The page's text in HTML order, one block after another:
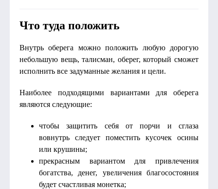
Что туда положить
Внутрь оберега можно положить любую дорогую
небольшую вещь, талисман, оберег, который сможет
исполнить все задуманные желания и цели.
Наиболее подходящими вариантами для оберега
являются следующие:
чтобы защитить себя от порчи и сглаза
вовнутрь следует поместить кусочек осины
или крушины;
прекрасным вариантом для привлечения
богатства, денег, увеличения благосостояния
будет счастливая монетка;